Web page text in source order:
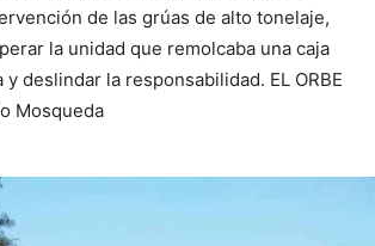
de las grúas de alto tonelaje,
la unidad que remolcaba una caja
deslindar la responsabilidad. EL ORBE
Mosqueda